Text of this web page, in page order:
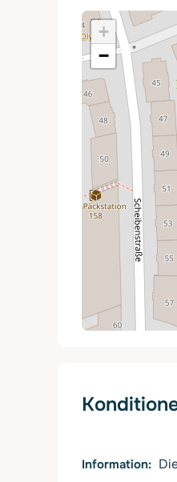
+
−
Information